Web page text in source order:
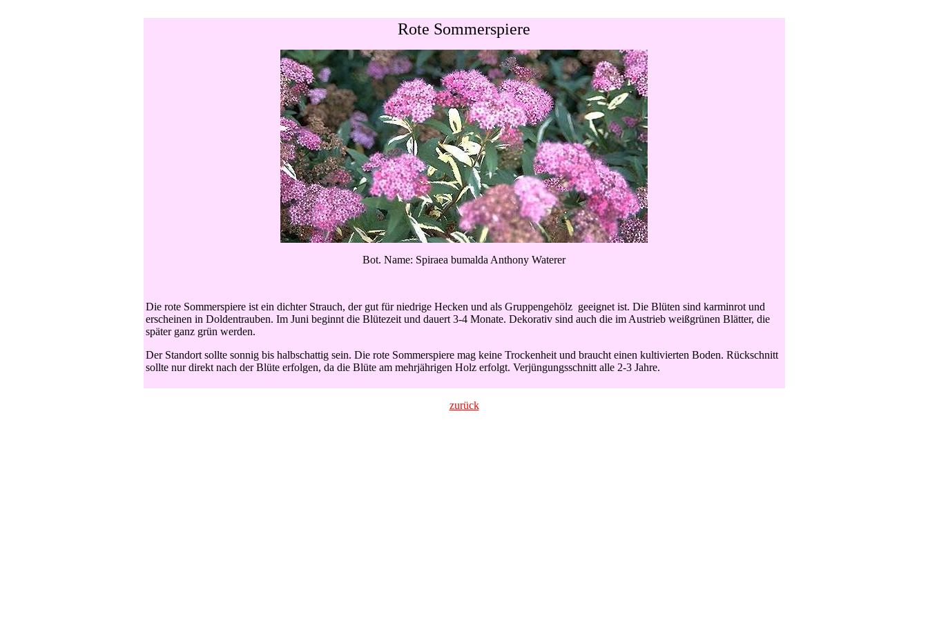
Rote Sommerspiere
Bot. Name: Spiraea bumalda Anthony Waterer
Die rote Sommerspiere ist ein dichter Strauch, der gut für niedrige Hecken und als Gruppengehölz geeignet ist. Die Blüten sind karminrot und
erscheinen in Doldentrauben. Im Juni beginnt die Blütezeit und dauert 3-4 Monate. Dekorativ sind auch die im Austrieb weißgrünen Blätter, die
später ganz grün werden.
Der Standort sollte sonnig bis halbschattig sein. Die rote Sommerspiere mag keine Trockenheit und braucht einen kultivierten Boden. Rückschnitt
sollte nur direkt nach der Blüte erfolgen, da die Blüte am mehrjährigen Holz erfolgt. Verjüngungsschnitt alle 2-3 Jahre.
zurück